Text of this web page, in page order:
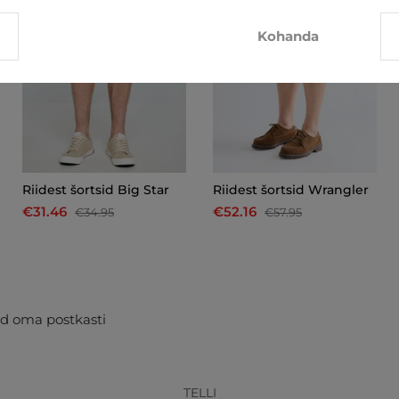
Riidest šortsid Big Star
€31.46 €34.95
Riidest šortsid Wrangler
€52.16 €57.95
oma postkasti
TELLI
Kohanda